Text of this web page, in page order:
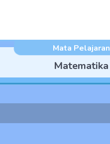
Mata Pelajaran
Matematika